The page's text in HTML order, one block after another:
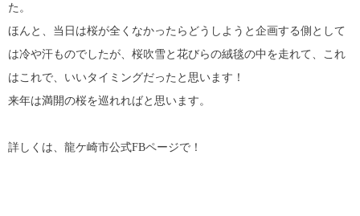
た。
ほんと、当日は桜が全くなかったらどうしようと企画する側として
は冷や汗ものでしたが、桜吹雪と花びらの絨毯の中を走れて、これ
はこれで、いいタイミングだったと思います！
来年は満開の桜を巡れればと思います。
詳しくは、龍ケ崎市公式FBページで！